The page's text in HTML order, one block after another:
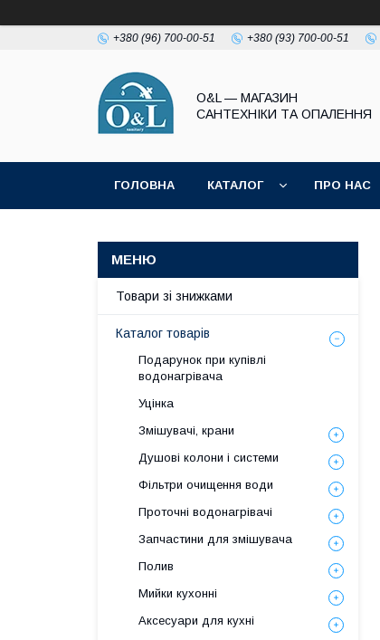
+380 (96) 700-00-51 +380 (93) 700-00-51
O&L — МАГАЗИН
САНТЕХНІКИ ТА ОПАЛЕННЯ
ГОЛОВНА КАТАЛОГ ПРО НАС
Товари зі знижками
Каталог товарів
Подарунок при купівлі
водонагрівача
Уцінка
Змішувачі, крани
Душові колони і системи
Фільтри очищення води
Проточні водонагрівачі
Запчастини для змішувача
Полив
Мийки кухонні
Аксесуари для кухні